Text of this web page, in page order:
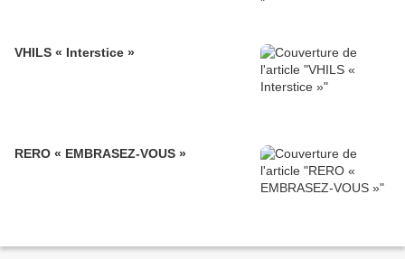
VHILS « Interstice »
RERO « EMBRASEZ-VOUS »